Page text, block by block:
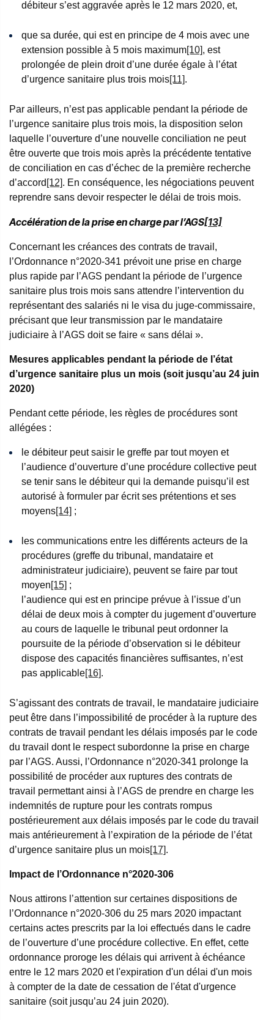
débiteur s’est aggravée après le 12 mars 2020, et,
que sa durée, qui est en principe de 4 mois avec une
extension possible à 5 mois maximum[10], est
prolongée de plein droit d’une durée égale à l’état
d’urgence sanitaire plus trois mois[11].
Par ailleurs, n’est pas applicable pendant la période de
l’urgence sanitaire plus trois mois, la disposition selon
laquelle l’ouverture d’une nouvelle conciliation ne peut
être ouverte que trois mois après la précédente tentative
de conciliation en cas d’échec de la première recherche
d’accord [12]. En conséquence, les négociations peuvent
reprendre sans devoir respecter le délai de trois mois.
Accélération de la prise en charge par l’AGS[13]
Concernant les créances des contrats de travail,
l’Ordonnance n°2020-341 prévoit une prise en charge
plus rapide par l’AGS pendant la période de l’urgence
sanitaire plus trois mois sans attendre l’intervention du
représentant des salariés ni le visa du juge-commissaire,
précisant que leur transmission par le mandataire
judiciaire à l’AGS doit se faire « sans délai ».
Mesures applicables pendant la période de l’état
d’urgence sanitaire plus un mois (soit jusqu’au 24 juin
2020)
Pendant cette période, les règles de procédures sont
allégées :
le débiteur peut saisir le greffe par tout moyen et
l’audience d’ouverture d’une procédure collective peut
se tenir sans le débiteur qui la demande puisqu’il est
autorisé à formuler par écrit ses prétentions et ses
moyens[14] ;
les communications entre les différents acteurs de la
procédures (greffe du tribunal, mandataire et
administrateur judiciaire), peuvent se faire par tout
moyen[15] ;
l’audience qui est en principe prévue à l’issue d’un
délai de deux mois à compter du jugement d’ouverture
au cours de laquelle le tribunal peut ordonner la
poursuite de la période d’observation si le débiteur
dispose des capacités financières suffisantes, n’est
pas applicable[16].
S’agissant des contrats de travail, le mandataire judiciaire
peut être dans l’impossibilité de procéder à la rupture des
contrats de travail pendant les délais imposés par le code
du travail dont le respect subordonne la prise en charge
par l’AGS. Aussi, l’Ordonnance n°2020-341 prolonge la
possibilité de procéder aux ruptures des contrats de
travail permettant ainsi à l’AGS de prendre en charge les
indemnités de rupture pour les contrats rompus
postérieurement aux délais imposés par le code du travail
mais antérieurement à l’expiration de la période de l’état
d’urgence sanitaire plus un mois[17].
Impact de l’Ordonnance n°2020-306
Nous attirons l’attention sur certaines dispositions de
l’Ordonnance n°2020-306 du 25 mars 2020 impactant
certains actes prescrits par la loi effectués dans le cadre
de l’ouverture d’une procédure collective. En effet, cette
ordonnance proroge les délais qui arrivent à échéance
entre le 12 mars 2020 et l'expiration d'un délai d'un mois
à compter de la date de cessation de l'état d'urgence
sanitaire (soit jusqu’au 24 juin 2020).